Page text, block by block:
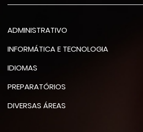
ADMINISTRATIVO
INFORMÁTICA E TECNOLOGIA
IDIOMAS
PREPARATÓRIOS
DIVERSAS ÁREAS